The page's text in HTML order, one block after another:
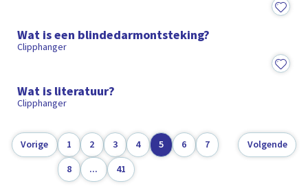
Wat is een blindedarmontsteking?
Clipphanger
Wat is literatuur?
Clipphanger
Vorige 1 2 3 4 5 6
7
8
... 41
Volgende